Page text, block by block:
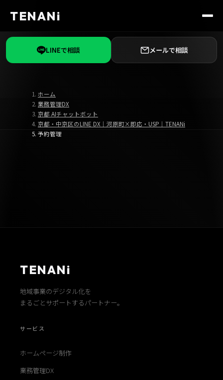
TENANi
LINEで相談 メールで相談
ホーム
業務管理DX
京都 AIチャットボット
京都・中京区のLINE DX｜河原町×即応・USP｜TENANi
予約管理
TENANi
地域事業のデジタル化を
まるごとサポートするパートナー。
サービス
ホームページ制作
業務管理DX